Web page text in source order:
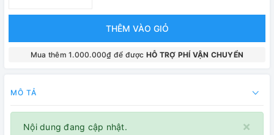
THÊM VÀO GIỎ
Mua thêm 1.000.000₫ để được HỖ TRỢ PHÍ VẬN CHUYỂN
MÔ TẢ
×
Nội dung đang cập nhật.